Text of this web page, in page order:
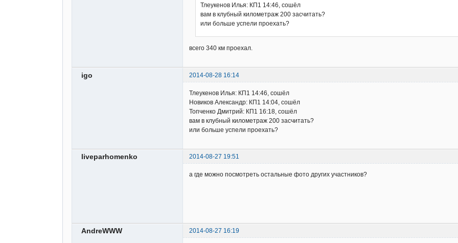
Тлеукенов Илья: КП1 14:46, сошёл
вам в клубный километраж 200 засчитать?
или больше успели проехать?
всего 340 км проехал.
igo 2014-08-28 16:14
Тлеукенов Илья: КП1 14:46, сошёл
Новиков Александр: КП1 14:04, сошёл
Топченко Дмитрий: КП1 16:18, сошёл
вам в клубный километраж 200 засчитать?
или больше успели проехать?
liveparhomenko 2014-08-27 19:51
а где можно посмотреть остальные фото других участников?
AndreWWW 2014-08-27 16:19